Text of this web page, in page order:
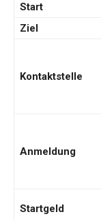
Start
Ziel
Kontaktstelle
Anmeldung
Startgeld